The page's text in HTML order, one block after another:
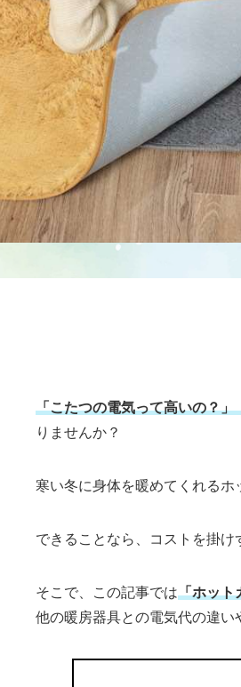
「こたつの電気って高いの？
りませんか？
寒い冬に身体を暖めてくれるホ
できることなら、コストを掛け
そこで、この記事では「ホット
他の暖房器具との電気代の違い